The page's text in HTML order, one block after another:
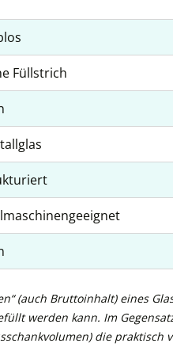
Füllstrich
(auch Bruttoinhalt) eines
werden kann. Im
die praktisch